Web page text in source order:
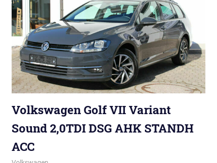
Volkswagen Golf VII Variant
Sound 2,0TDI DSG AHK STANDH
ACC